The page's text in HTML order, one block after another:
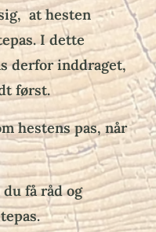
at hesten
I dette
derfor inddraget,
først.
hestens pas, når
få råd og